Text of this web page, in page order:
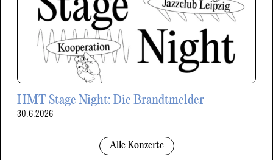
HMT Stage Night: Die Brandtmelder
30.6.2026
Alle Konzerte